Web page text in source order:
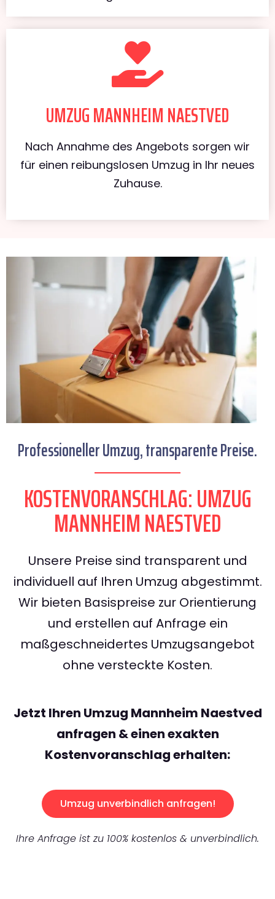
UMZUG MANNHEIM NAESTVED
Nach Annahme des Angebots sorgen wir
für einen reibungslosen Umzug in Ihr neues
Zuhause.
Professioneller Umzug, transparente Preise.
KOSTENVORANSCHLAG: UMZUG
MANNHEIM NAESTVED
Unsere Preise sind transparent und
individuell auf Ihren Umzug abgestimmt.
Wir bieten Basispreise zur Orientierung
und erstellen auf Anfrage ein
maßgeschneidertes Umzugsangebot
ohne versteckte Kosten.
Jetzt Ihren Umzug Mannheim Naestved
anfragen & einen exakten
Kostenvoranschlag erhalten:
Umzug unverbindlich anfragen!
Ihre Anfrage ist zu 100% kostenlos & unverbindlich.